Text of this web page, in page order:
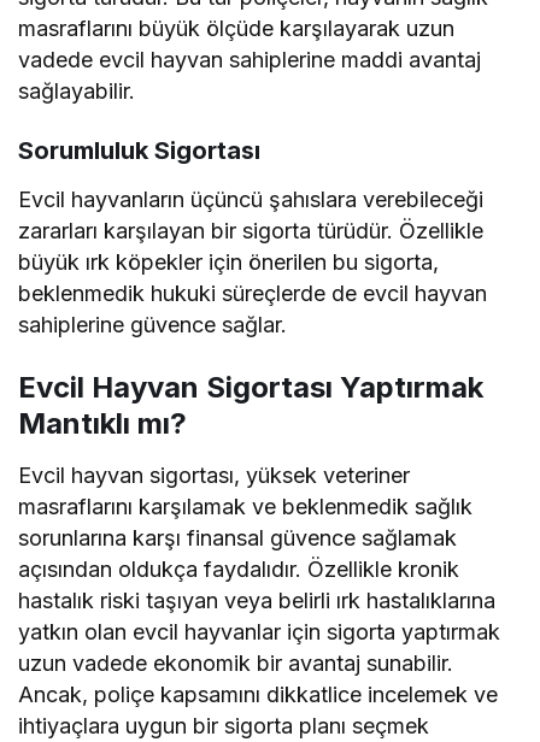
masraflarını büyük ölçüde karşılayarak uzun
vadede evcil hayvan sahiplerine maddi avantaj
sağlayabilir.
Sorumluluk Sigortası
Evcil hayvanların üçüncü şahıslara verebileceği
zararları karşılayan bir sigorta türüdür. Özellikle
büyük ırk köpekler için önerilen bu sigorta,
beklenmedik hukuki süreçlerde de evcil hayvan
sahiplerine güvence sağlar.
Evcil Hayvan Sigortası Yaptırmak
Mantıklı mı?
Evcil hayvan sigortası, yüksek veteriner
masraflarını karşılamak ve beklenmedik sağlık
sorunlarına karşı finansal güvence sağlamak
açısından oldukça faydalıdır. Özellikle kronik
hastalık riski taşıyan veya belirli ırk hastalıklarına
yatkın olan evcil hayvanlar için sigorta yaptırmak
uzun vadede ekonomik bir avantaj sunabilir.
Ancak, poliçe kapsamını dikkatlice incelemek ve
ihtiyaçlara uygun bir sigorta planı seçmek